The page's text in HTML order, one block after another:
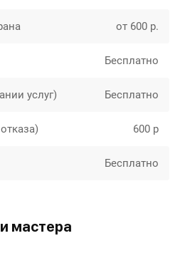
от 600 р.
Бесплатно
услуг) Бесплатно
600 р
Бесплатно
мастера